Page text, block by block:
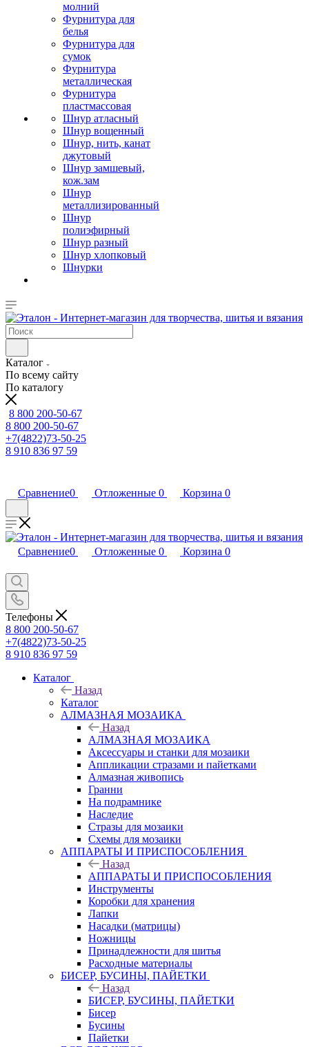
молний
Фурнитура для
белья
Фурнитура для
сумок
Фурнитура
металлическая
Фурнитура
пластмассовая
Шнур атласный
Шнур вощенный
Шнур, нить, канат
джутовый
Шнур замшевый,
кож.зам
Шнур
металлизированный
Шнур
полиэфирный
Шнур разный
Шнур хлопковый
Шнурки
Каталог
По всему сайту
По каталогу
8 800 200-50-67
8 800 200-50-67
+7(4822)73-50-25
8 910 836 97 59
Сравнение0 Отложенные 0 Корзина 0
Сравнение0 Отложенные 0 Корзина 0
Телефоны
8 800 200-50-67
+7(4822)73-50-25
8 910 836 97 59
Каталог
Назад
Каталог
АЛМАЗНАЯ МОЗАИКА
Назад
АЛМАЗНАЯ МОЗАИКА
Аксессуары и станки для мозаики
Аппликации стразами и пайетками
Алмазная живопись
Гранни
На подрамнике
Наследие
Стразы для мозаики
Схемы для мозаики
АППАРАТЫ И ПРИСПОСОБЛЕНИЯ
Назад
АППАРАТЫ И ПРИСПОСОБЛЕНИЯ
Инструменты
Коробки для хранения
Лапки
Насадки (матрицы)
Ножницы
Принадлежности для шитья
Расходные материалы
БИСЕР, БУСИНЫ, ПАЙЕТКИ
Назад
БИСЕР, БУСИНЫ, ПАЙЕТКИ
Бисер
Бусины
Пайетки